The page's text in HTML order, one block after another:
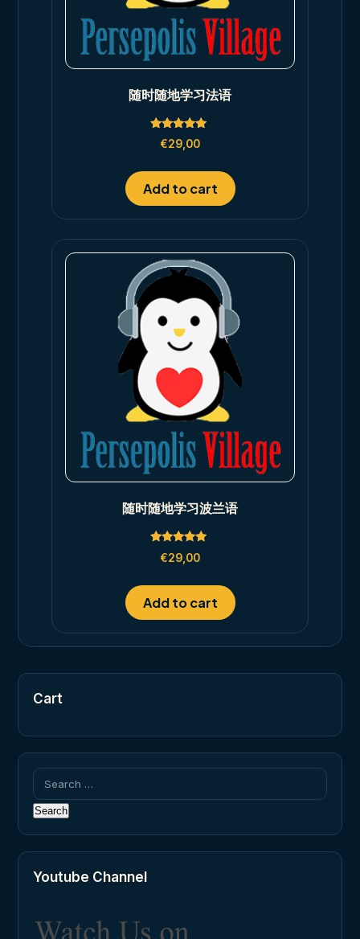
随时随地学习法语
Rated
5.00
€29,00
Add to cart
随时随地学习波兰语
Rated
5.00
€29,00
Add to cart
Cart
Search
for:
Youtube Channel